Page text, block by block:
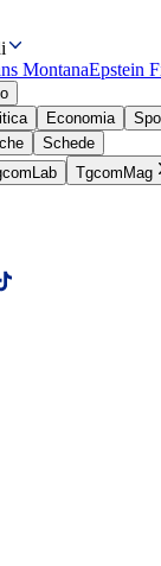
MontanaEpstein
Economia
Schede
TgcomMag